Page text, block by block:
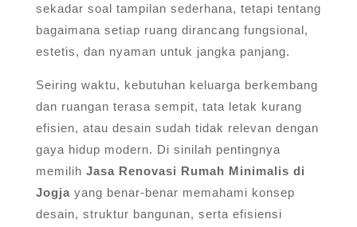
sekadar soal tampilan sederhana, tetapi tentang
bagaimana setiap ruang dirancang fungsional,
estetis, dan nyaman untuk jangka panjang.
Seiring waktu, kebutuhan keluarga berkembang
dan ruangan terasa sempit, tata letak kurang
efisien, atau desain sudah tidak relevan dengan
gaya hidup modern. Di sinilah pentingnya
memilih Jasa Renovasi Rumah Minimalis di
Jogja yang benar-benar memahami konsep
desain, struktur bangunan, serta efisiensi